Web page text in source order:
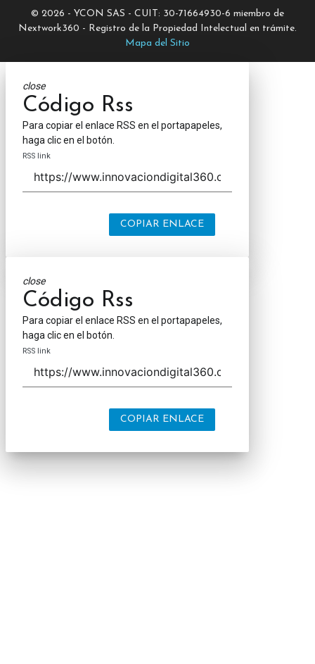
© 2026 - YCON SAS - CUIT: 30-71664930-6 miembro de
Nextwork360 - Registro de la Propiedad Intelectual en trámite.
Mapa del Sitio
close
Código Rss
Para copiar el enlace RSS en el portapapeles,
haga clic en el botón.
RSS link
COPIAR ENLACE
close
Código Rss
Para copiar el enlace RSS en el portapapeles,
haga clic en el botón.
RSS link
COPIAR ENLACE